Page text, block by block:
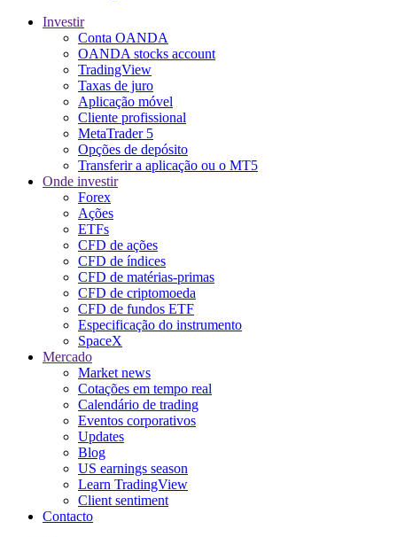
Investir
Conta OANDA
OANDA stocks account
TradingView
Taxas de juro
Aplicação móvel
Cliente profissional
MetaTrader 5
Opções de depósito
Transferir a aplicação ou o MT5
Onde investir
Forex
Ações
ETFs
CFD de ações
CFD de índices
CFD de matérias-primas
CFD de criptomoeda
CFD de fundos ETF
Especificação do instrumento
SpaceX
Mercado
Market news
Cotações em tempo real
Calendário de trading
Eventos corporativos
Updates
Blog
US earnings season
Learn TradingView
Client sentiment
Contacto